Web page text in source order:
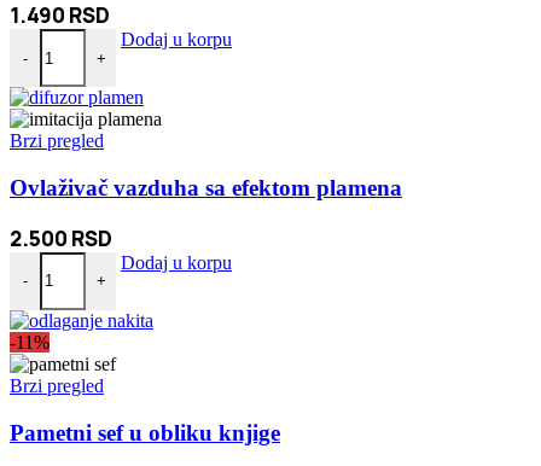
na
proizvoda.
1.490 RSD
-
Nastavak za slavinu koji se rotira 1080-stepeni količina
+
Dodaj u korpu
Brzi pregled
Ovlaživač vazduha sa efektom plamena
2.500 RSD
-
Ovlaživač vazduha sa efektom plamena količina
+
Dodaj u korpu
-11%
Brzi pregled
Pametni sef u obliku knjige